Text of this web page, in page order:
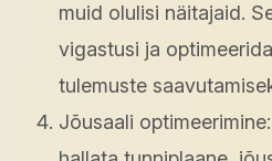
muid olulisi näitajaid.
vigastusi ja
tulemuste
Jõusaali